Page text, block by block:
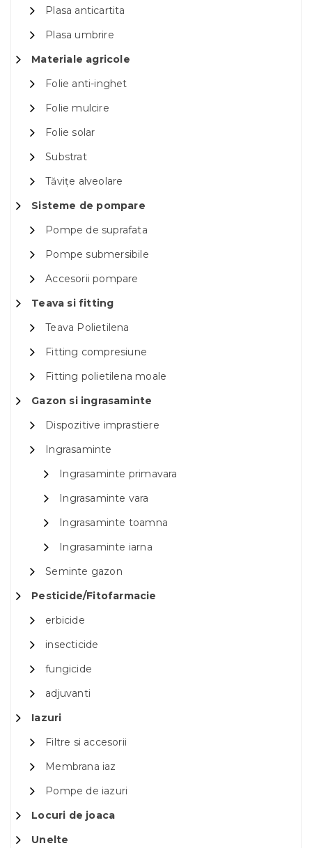
Plasa anticartita
Plasa umbrire
Materiale agricole
Folie anti-inghet
Folie mulcire
Folie solar
Substrat
Tăvițe alveolare
Sisteme de pompare
Pompe de suprafata
Pompe submersibile
Accesorii pompare
Teava si fitting
Teava Polietilena
Fitting compresiune
Fitting polietilena moale
Gazon si ingrasaminte
Dispozitive imprastiere
Ingrasaminte
Ingrasaminte primavara
Ingrasaminte vara
Ingrasaminte toamna
Ingrasaminte iarna
Seminte gazon
Pesticide/Fitofarmacie
erbicide
insecticide
fungicide
adjuvanti
Iazuri
Filtre si accesorii
Membrana iaz
Pompe de iazuri
Locuri de joaca
Unelte